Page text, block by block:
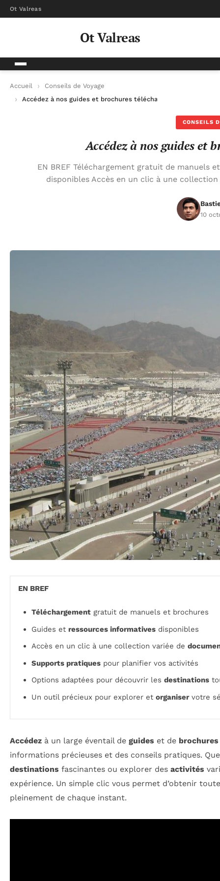
Ot Valreas
Ot Valreas
Accueil
Conseils de Voyage
Accédez à nos guides et brochures téléchargeables
CONSEILS
Accédez à nos guides et
EN BREF Téléchargement gratuit de manuels
disponibles Accès en un clic à une
10
EN BREF
Téléchargement gratuit de manuels et brochures
Guides et ressources informatives disponibles
Accès en un clic à une collection variée de
Supports pratiques pour planifier vos activités
Options adaptées pour découvrir les destinations
Un outil précieux pour explorer et organiservotre
Accédez à un large éventail de guides et de brochures
informations précieuses et des conseils pratiques.
destinations fascinantes ou explorer des activités
expérience. Un simple clic vous permet d’obtenir
pleinement de chaque instant.